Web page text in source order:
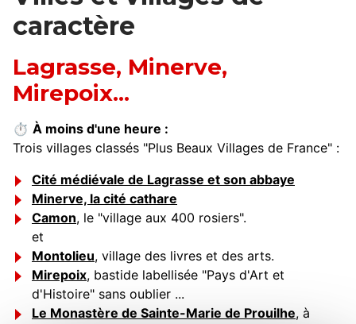
caractère
Lagrasse, Minerve,
Mirepoix...
⏱ À moins d'une heure :
Trois villages classés "Plus Beaux Villages de France" :
Cité médiévale de Lagrasse et son abbaye
Minerve, la cité cathare
Camon, le "village aux 400 rosiers".
et
Montolieu, village des livres et des arts.
Mirepoix, bastide labellisée "Pays d'Art et
d'Histoire" sans oublier ...
Le Monastère de Sainte-Marie de Prouilhe, à